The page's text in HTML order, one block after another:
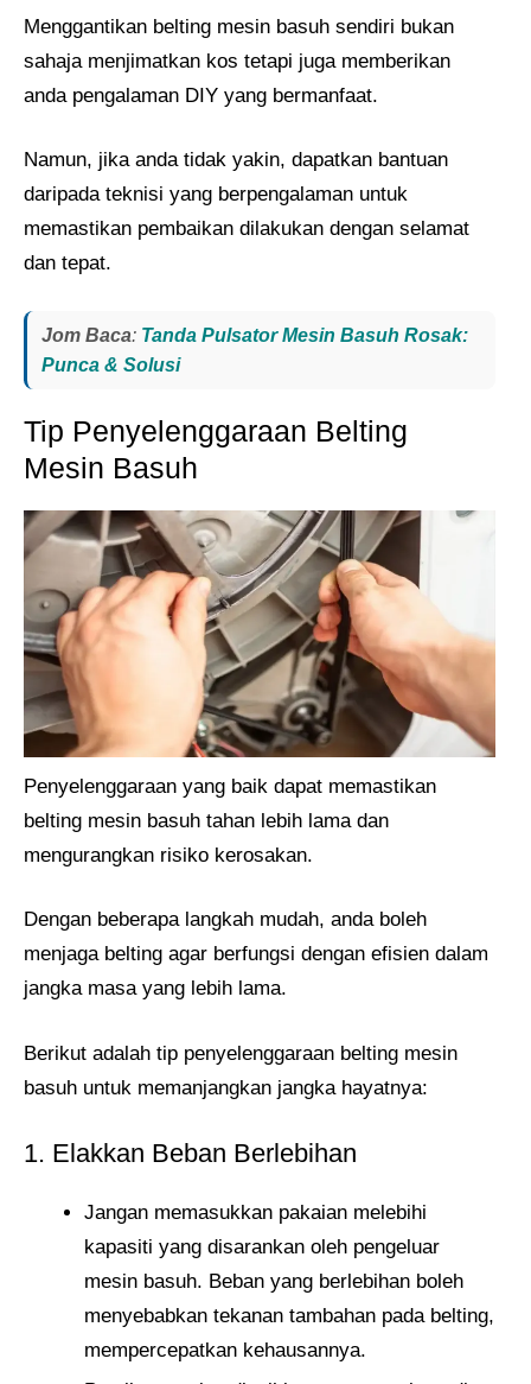
Menggantikan belting mesin basuh sendiri bukan
sahaja menjimatkan kos tetapi juga memberikan
anda pengalaman DIY yang bermanfaat.
Namun, jika anda tidak yakin, dapatkan bantuan
daripada teknisi yang berpengalaman untuk
memastikan pembaikan dilakukan dengan selamat
dan tepat.
Jom Baca: Tanda Pulsator Mesin Basuh Rosak:
Punca & Solusi
Tip Penyelenggaraan Belting
Mesin Basuh
Penyelenggaraan yang baik dapat memastikan
belting mesin basuh tahan lebih lama dan
mengurangkan risiko kerosakan.
Dengan beberapa langkah mudah, anda boleh
menjaga belting agar berfungsi dengan efisien dalam
jangka masa yang lebih lama.
Berikut adalah tip penyelenggaraan belting mesin
basuh untuk memanjangkan jangka hayatnya:
1. Elakkan Beban Berlebihan
Jangan memasukkan pakaian melebihi
kapasiti yang disarankan oleh pengeluar
mesin basuh. Beban yang berlebihan boleh
menyebabkan tekanan tambahan pada belting,
mempercepatkan kehausannya.